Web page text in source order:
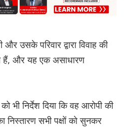
उसके परिवार द्वारा विवाह की
हैं, और यह एक असाधारण
भी निर्देश दिया कि वह आरोपी की
निस्तारण सभी पक्षों को सुनकर